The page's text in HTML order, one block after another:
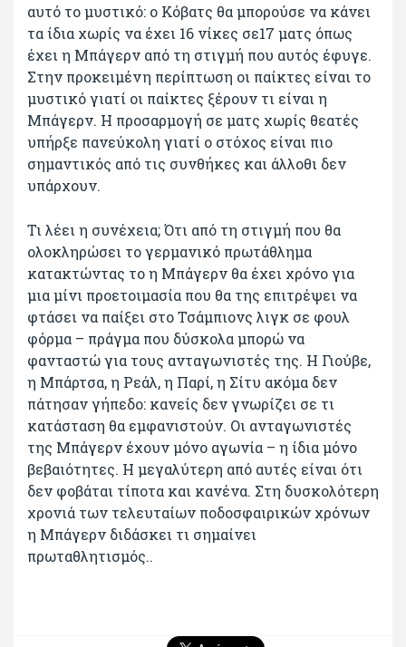
αυτό το μυστικό: ο Κόβατς θα μπορούσε να κάνει
τα ίδια χωρίς να έχει 16 νίκες σε17 ματς όπως
έχει η Μπάγερν από τη στιγμή που αυτός έφυγε.
Στην προκειμένη περίπτωση οι παίκτες είναι το
μυστικό γιατί οι παίκτες ξέρουν τι είναι η
Μπάγερν. Η προσαρμογή σε ματς χωρίς θεατές
υπήρξε πανεύκολη γιατί ο στόχος είναι πιο
σημαντικός από τις συνθήκες και άλλοθι δεν
υπάρχουν.
Τι λέει η συνέχεια; Ότι από τη στιγμή που θα
ολοκληρώσει το γερμανικό πρωτάθλημα
κατακτώντας το η Μπάγερν θα έχει χρόνο για
μια μίνι προετοιμασία που θα της επιτρέψει να
φτάσει να παίξει στο Τσάμπιονς λιγκ σε φουλ
φόρμα – πράγμα που δύσκολα μπορώ να
φανταστώ για τους ανταγωνιστές της. Η Γιούβε,
η Μπάρτσα, η Ρεάλ, η Παρί, η Σίτυ ακόμα δεν
πάτησαν γήπεδο: κανείς δεν γνωρίζει σε τι
κατάσταση θα εμφανιστούν. Οι ανταγωνιστές
της Μπάγερν έχουν μόνο αγωνία – η ίδια μόνο
βεβαιότητες. Η μεγαλύτερη από αυτές είναι ότι
δεν φοβάται τίποτα και κανένα. Στη δυσκολότερη
χρονιά των τελευταίων ποδοσφαιρικών χρόνων
η Μπάγερν διδάσκει τι σημαίνει
πρωταθλητισμός..